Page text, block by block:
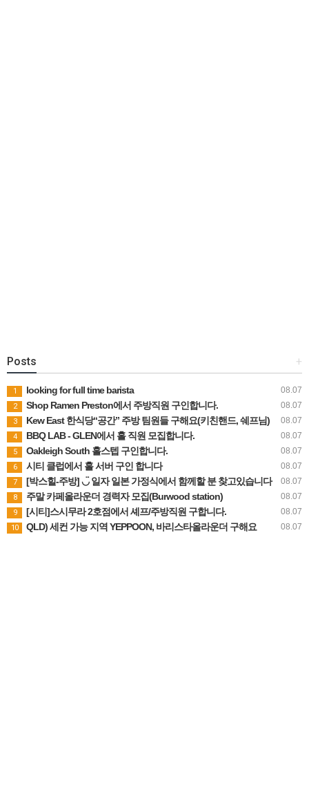
+
Posts
08.07
1 looking for full time barista
08.07
2 Shop Ramen Preston에서 주방직원 구인합니다.
08.07
3 Kew East 한식당“공간” 주방 팀원들 구해요(키친핸드, 쉐프님)
08.07
4 BBQ LAB - GLEN에서 홀 직원 모집합니다.
08.07
5 Oakleigh South 홀스텝 구인합니다.
08.07
6 시티 클럽에서 홀 서버 구인 합니다
08.07
7 [박스힐-주방] ◡̈ 일자 일본 가정식에서 함께할 분 찾고있습니다
08.07
8 주말 카페올라운더 경력자 모집(Burwood station)
08.07
9 [시티]스시무라 2호점에서 셰프/주방직원 구합니다.
08.07
10 QLD) 세컨 가능 지역 YEPPOON, 바리스타올라운더 구해요